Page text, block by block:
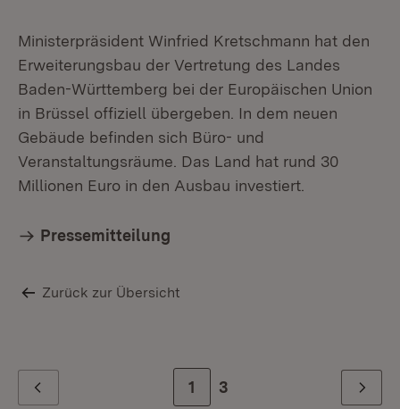
Ministerpräsident Winfried Kretschmann hat den
Erweiterungsbau der Vertretung des Landes
Baden-Württemberg bei der Europäischen Union
in Brüssel offiziell übergeben. In dem neuen
Gebäude befinden sich Büro- und
Veranstaltungsräume. Das Land hat rund 30
Millionen Euro in den Ausbau investiert.
Pressemitteilung
Zurück zur Übersicht
Zur Seite
1 Zur letzten Seite
3 Weiter